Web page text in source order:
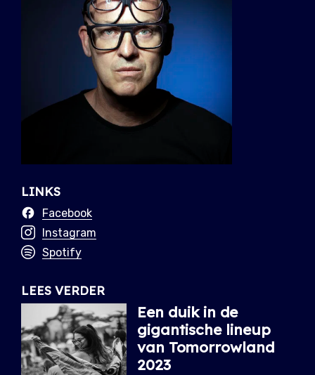
LINKS
Facebook
Instagram
Spotify
LEES VERDER
Een duik in de
gigantische lineup
van Tomorrowland
2023